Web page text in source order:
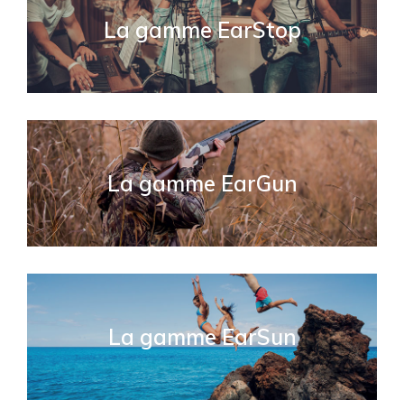
La gamme EarStop
La gamme EarGun
La gamme EarSun